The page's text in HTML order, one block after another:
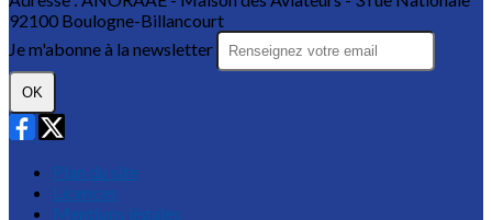
92100 Boulogne-Billancourt
Je m'abonne à la newsletter
OK
Plan du site
Licences
Mentions légales